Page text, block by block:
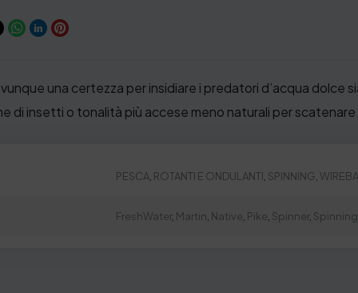
una certezza per insidiare i predatori d’acqua dolce
di insetti o tonalità più accese meno naturali per
PESCA ROTANTI E ONDULANTI SPINNING ,
FreshWater, Martin Native Pike Spinner, Spinning